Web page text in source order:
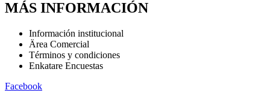
MÁS INFORMACIÓN
Información institucional
Ärea Comercial
Términos y condiciones
Enkatare Encuestas
Facebook